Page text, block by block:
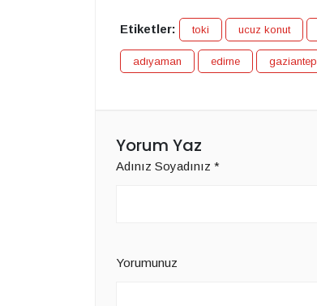
Etiketler: toki ucuz konut
adıyaman edirne gaziantep
Yorum Yaz
Adınız Soyadınız *
Yorumunuz